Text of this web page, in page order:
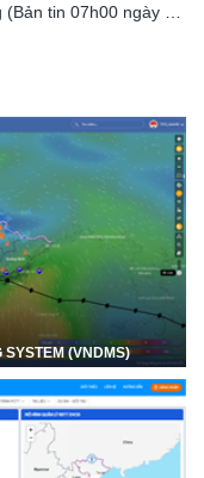
SYSTEM (VNDMS)